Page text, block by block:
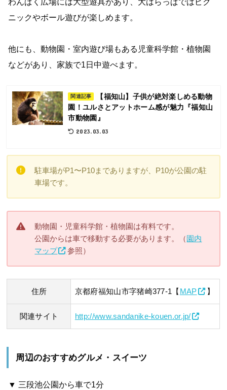
ニックやボール遊びが楽しめます。
他にも、動物園・室内遊び場もある児童科学館・植物園
などがあり、家族で1日中遊べます。
関連記事
【福知山】子供が絶対楽しめる動物
園！ユルさとアットホーム感が魅力『福知山
市動物園』
2023.03.03
駐車場がP1〜P10までありますが、P10が公園の駐
車場です。
動物園・児童科学館・植物園は有料です。
公園からは車で移動する必要があります。（園内
マップ
参照）
住所 京都府福知山市字猪崎377-1【 MAP 】
関連サイト http://www.sandanike-kouen.or.jp/
周辺のおすすめグルメ・スイーツ
▼ 三段池公園から車で1分